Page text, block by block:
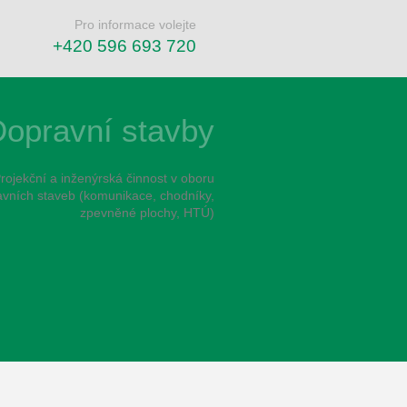
Pro informace volejte
+420 596 693 720
stavby
a inženýrská činnost v oboru
staveb (komunikace, chodníky,
zpevněné plochy, HTÚ)